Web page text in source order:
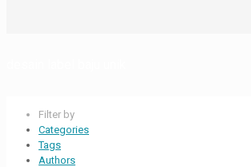
Filter by
Categories
Tags
Authors